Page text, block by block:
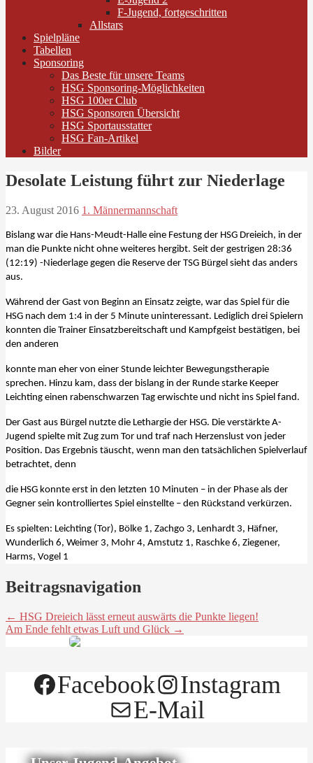
F-Jugend, fortgeschritten
Allstars
Spielpläne
Tabellen
Sponsoring
Das Beste für unsere Teams
HSG Sponsoring-Möglichkeiten
HSG 100er Club
HSG Sponsoren Übersicht
HSG Sportausstatter
HSG Fan-Artikel
Bilder
Desolate Leistung führt zur Niederlage
23. August 2016 1. Männermannschaft
Bislang war die Hans-Meudt-Halle eine Festung der HSG Dreieich, in der
man die Punkte nicht ohne weiteres hergibt. Seit der gestrigen 28:36
(12:19) -Niederlage gegen die Reserve der TSG Bürgel sieht das anders
aus.
Während der Gast von Beginn an Einsatz zeigte, war das Spiel für die
HSG nach dem 1:4 in der 5 Minute uninteressant. Lediglich drei Spielern
konnten die Trainer Einsatzbereitschaft und Kampfgeist bestätigen, bei
den anderen
konnte man eher von einer Stunde leichter Bewegungstherapie
sprechen. Hinzu kam, dass der bislang in der Runde starke Keeper
Leichting einen rabenschwarzen Tag erwischte und nicht ins Spiel fand.
Der Gast aus Bürgel nutzte die Lethargie der HSG. Die verstärkte A-
Jugend spielte mit Zug zum Tor und traf nach Herzenslust von jeder
Position. Das Ergebnis täuscht, wenn man den tatsächlichen Spielverlauf
betrachtet, denn
die HSG konnte erst in den letzten 10 Minuten – in der Phase als der
Gegner sein kontrolliertes Spiel einstellte – den Rückstand verkürzen.
Es spielten: Leichting (Tor), Bölke 1, Zachgo 3, Lenhardt 3, Häfner,
Wunderlich 6, Weimer 3, Mohr 4, Amstutz 1, Raschke 6, Ziegener,
Harms, Vogel 1
Beitragsnavigation
← HSG Dreieich lässt erneut auswärts die Punkte liegen!
Am Ende fehlt etwas Luft und Glück →
Facebook
Instagram
E-Mail